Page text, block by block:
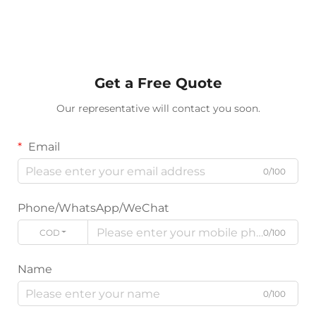
Get a Free Quote
Our representative will contact you soon.
Email
0/100
Phone/WhatsApp/WeChat
CODICE 0/100
Name
0/100